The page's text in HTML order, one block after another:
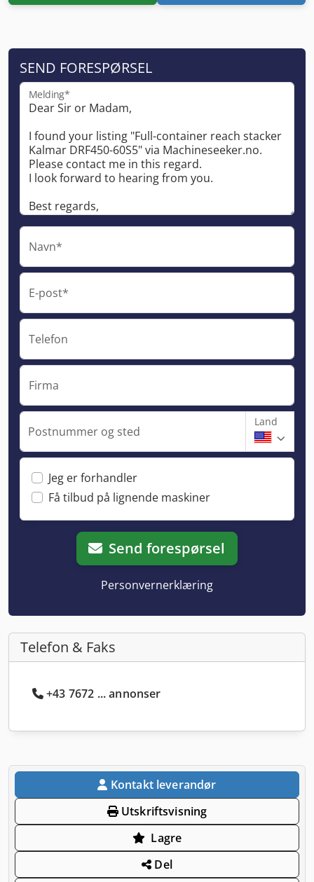
SEND FORESPØRSEL
Melding*
Navn*
E-post*
Telefon
Firma
Postnummer og sted
Land
Jeg er forhandler
Få tilbud på lignende maskiner
Send forespørsel
Personvernerklæring
Telefon & Faks
+43 7672 ... annonser
Kontakt leverandør
Utskriftsvisning
Lagre
Del